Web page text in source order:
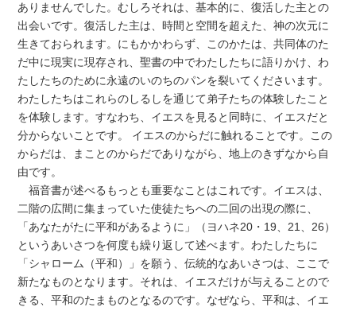
ありませんでした。むしろそれは、基本的に、復活した主との
出会いです。復活した主は、時間と空間を超えた、神の次元に
生きておられます。にもかかわらず、このかたは、共同体のた
だ中に現実に現存され、聖書の中でわたしたちに語りかけ、わ
たしたちのために永遠のいのちのパンを裂いてくださいます。
わたしたちはこれらのしるしを通じて弟子たちの体験したこと
を体験します。すなわち、イエスを見ると同時に、イエスだと
分からないことです。 イエスのからだに触れることです。この
からだは、まことのからだでありながら、地上のきずなから自
由です。
福音書が述べるもっとも重要なことはこれです。イエスは、
二階の広間に集まっていた使徒たちへの二回の出現の際に、
「あなたがたに平和があるように」（ヨハネ20・19、21、26）
というあいさつを何度も繰り返して述べます。わたしたちに
「シャローム（平和）」を願う、伝統的なあいさつは、ここで
新たなものとなります。それは、イエスだけが与えることので
きる、平和のたまものとなるのです。なぜなら、平和は、イエ